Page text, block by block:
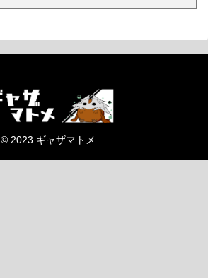
© 2023 ギャザマトメ.